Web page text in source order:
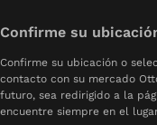
Confirme su
Confirme su ubicación o
contacto con su mercado
futuro, sea redirigido a la
encuentre siempre en el
Una órtesis única